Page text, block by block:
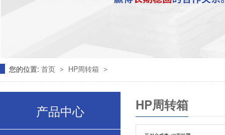
您的位置: 首页 > HP周转箱 >
产品中心 HP周转箱